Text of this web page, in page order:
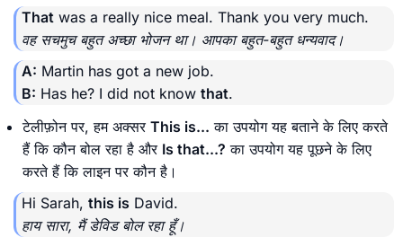
That was a really nice meal. Thank you very much.
वह सचमुच बहुत अच्छा भोजन था। आपका बहुत-बहुत धन्यवाद।
A: Martin has got a new job.
B: Has he? I did not know that.
टेलीफ़ोन पर, हम अक्सर This is... का उपयोग यह बताने के लिए करते
हैं कि कौन बोल रहा है और Is that...? का उपयोग यह पूछने के लिए
करते हैं कि लाइन पर कौन है।
Hi Sarah, this is David.
हाय सारा, मैं डेविड बोल रहा हूँ।